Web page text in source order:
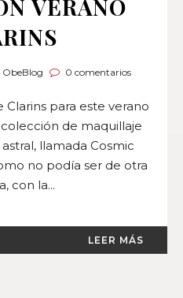
VERANO
ObeBlog 0 comentarios
Clarins para este verano
de maquillaje
llamada Cosmic
no podía ser de otra
con la...
LEER MÁS